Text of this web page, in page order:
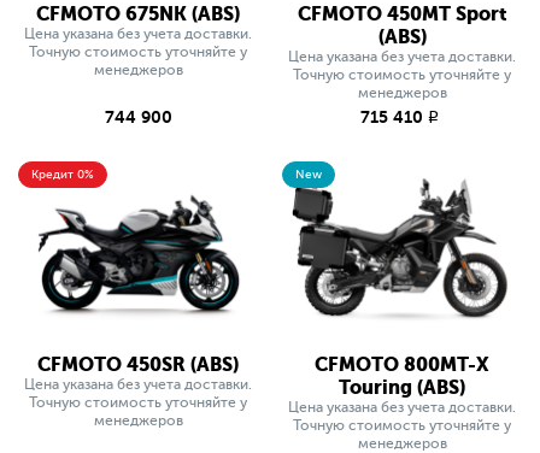
CFMOTO 675NK (ABS)
Цена указана без учета доставки.
Точную стоимость уточняйте у
менеджеров
744 900
CFMOTO 450MT Sport
(ABS)
Цена указана без учета доставки.
Точную стоимость уточняйте у
менеджеров
715 410 q
Кредит 0%
CFMOTO 450SR (ABS)
Цена указана без учета доставки.
Точную стоимость уточняйте у
менеджеров
New
CFMOTO 800MT-X
Touring (ABS)
Цена указана без учета доставки.
Точную стоимость уточняйте у
менеджеров